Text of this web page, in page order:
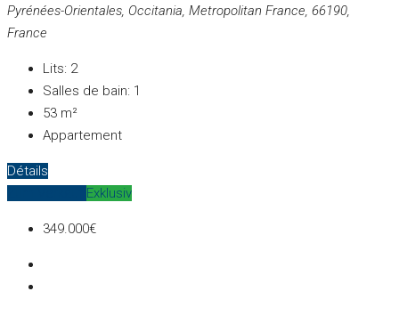
Pyrénées-Orientales, Occitania, Metropolitan France, 66190,
France
Lits: 2
Salles de bain: 1
53 m²
Appartement
Détails
Exklusiv
349.000€